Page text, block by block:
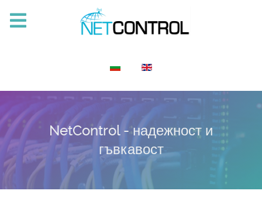
NetControl - надежност и
гъвкавост